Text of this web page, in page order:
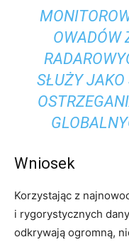
OWADÓW
SŁUŻY JAKO
Wniosek
Korzystając z
i rygorystycznych
odkrywają ogromną,